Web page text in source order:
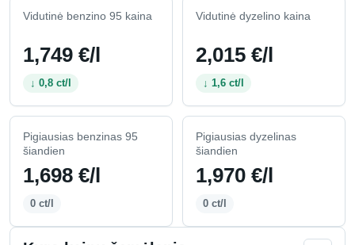
Vidutinė benzino 95 kaina
1,749 €/l
↓ 0,8 ct/l
Vidutinė dyzelino kaina
2,015 €/l
↓ 1,6 ct/l
Pigiausias benzinas 95
šiandien
1,698 €/l
0 ct/l
Pigiausias dyzelinas
šiandien
1,970 €/l
0 ct/l